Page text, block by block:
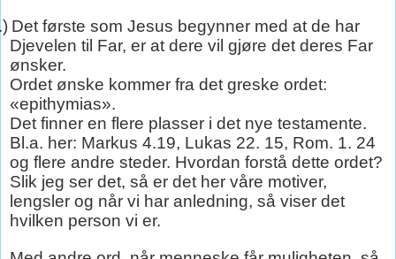
Det første som Jesus begynner med at de har
Djevelen til Far, er at dere vil gjøre det deres Far
ønsker.
Ordet ønske kommer fra det greske ordet:
«epithymias».
Det finner en flere plasser i det nye testamente.
Bl.a. her: Markus 4.19, Lukas 22. 15, Rom. 1. 24
og flere andre steder. Hvordan forstå dette ordet?
Slik jeg ser det, så er det her våre motiver,
lengsler og når vi har anledning, så viser det
hvilken person vi er.